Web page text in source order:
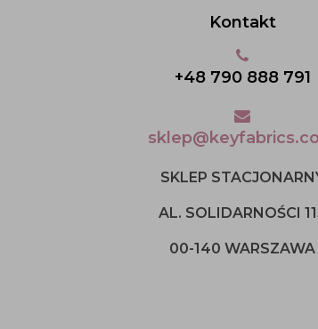
Kontakt
+48 790 888 791
SKLEP
AL. SOLIDARNOŚCI
00-140 WARSZAWA